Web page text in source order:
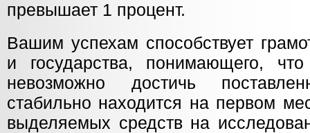
превышает 1 процент.
Вашим успехам способствует
и государства, понимающего,
невозможно достичь
стабильно находится на первом
выделяемых средств на